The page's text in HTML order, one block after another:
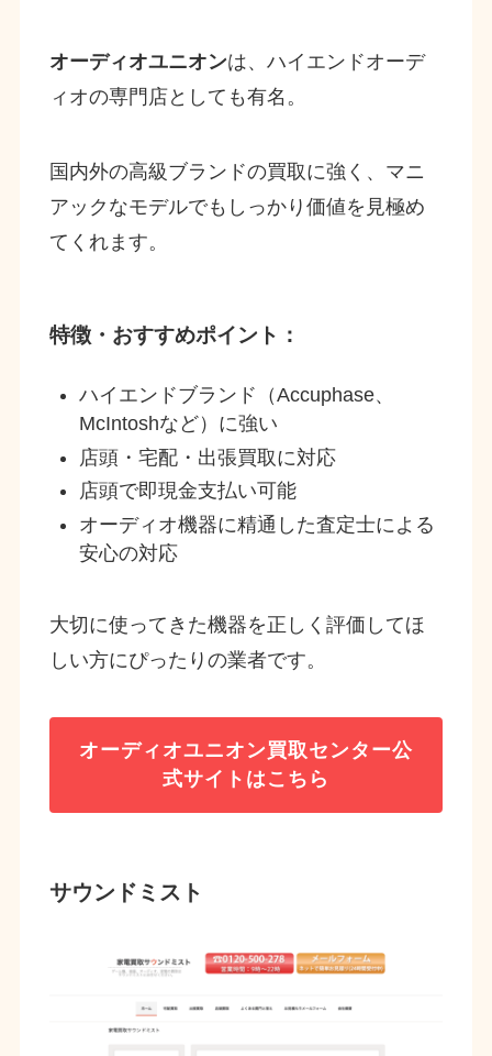
オーディオユニオンは、ハイエンドオーデ
ィオの専門店としても有名。
国内外の高級ブランドの買取に強く、マニ
アックなモデルでもしっかり価値を見極め
てくれます。
特徴・おすすめポイント：
ハイエンドブランド（Accuphase、
McIntoshなど）に強い
店頭・宅配・出張買取に対応
店頭で即現金支払い可能
オーディオ機器に精通した査定士による
安心の対応
大切に使ってきた機器を正しく評価してほ
しい方にぴったりの業者です。
オーディオユニオン買取センター公
式サイトはこちら
サウンドミスト